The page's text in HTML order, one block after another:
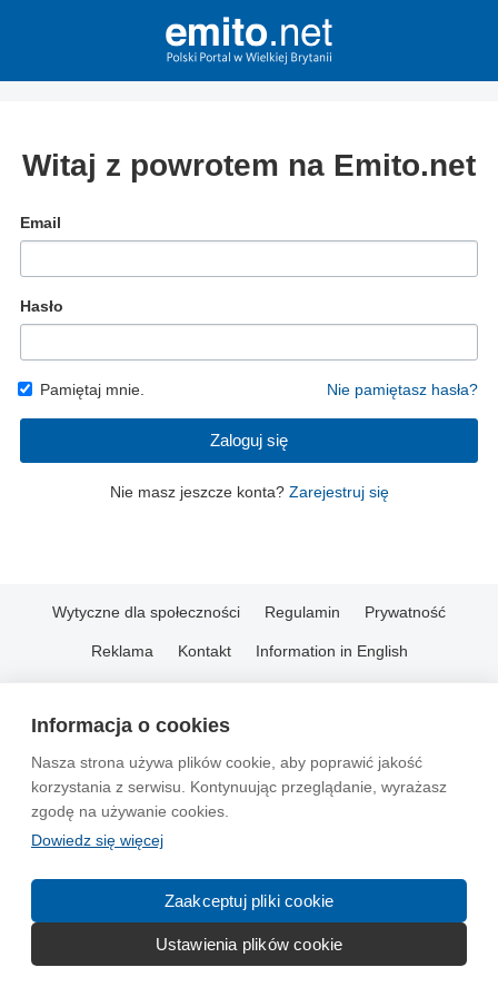
Informacja o cookies
Nasza strona używa plików cookie, aby poprawić jakość
korzystania z serwisu. Kontynuując przeglądanie, wyrażasz
zgodę na używanie cookies.
Dowiedz się więcej
Zaakceptuj pliki cookie
Ustawienia plików cookie
Witaj z powrotem na Emito.net
Email
Hasło
Pamiętaj mnie. Nie pamiętasz hasła?
Zaloguj się
Nie masz jeszcze konta? Zarejestruj się
Wytyczne dla społeczności Regulamin Prywatność
Reklama Kontakt Information in English